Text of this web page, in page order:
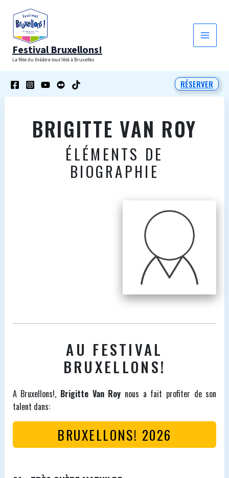
contenu
Festival Bruxellons!
La fête du théâtre tout l'été à Bruxelles
RÉSERVER
BRIGITTE VAN ROY
ÉLÉMENTS DE
BIOGRAPHIE
AU FESTIVAL
BRUXELLONS!
A Bruxellons!, Brigitte Van Roy nous a fait profiter de son
talent dans:
BRUXELLONS! 2026